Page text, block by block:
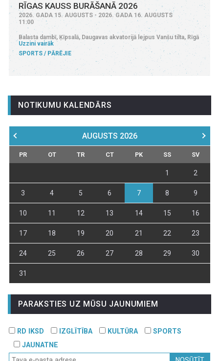
RĪGAS KAUSS BURĀŠANĀ 2026
2026. GADA 15. AUGUSTS - 2026. GADA 16. AUGUSTS
11:00
Balasta dambī, Ķīpsalā, Daugavas akvatorijā lejpus Vanšu tilta, Rīgā
Uzzini vairāk
SPORTS
PĀRĒJIE
NOTIKUMU KALENDĀRS
AUGUSTS 2026
PR OT TR CT PK SS SV
1 2
3 4 5 6 7 8 9
10 11 12 13 14 15 16
17 18 19 20 21 22 23
24 25 26 27 28 29 30
31
PARAKSTIES UZ MŪSU JAUNUMIEM
RD IKSD IZGLĪTĪBA KULTŪRA
SPORTS
JAUNATNE